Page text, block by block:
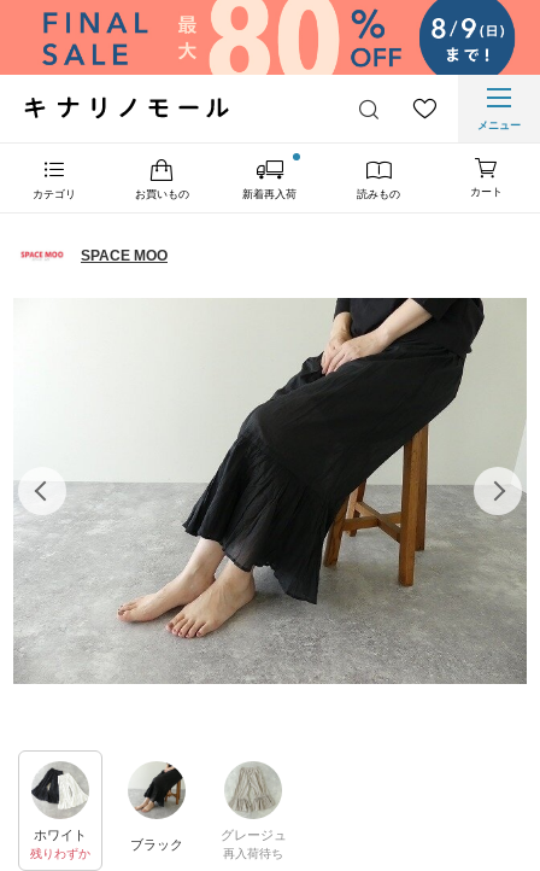
メニュー
カテゴリ お買いもの 新着再入荷 読みもの カート
SPACE MOO
ホワイト
残りわずか
ブラック
グレージュ
再入荷待ち